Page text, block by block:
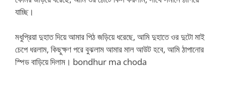
যাচ্ছি।
মধুপ্রিয়া দুহাত দিয়ে আমার পিঠ জড়িয়ে ধরেছে, আমি দুহাতে ওর দুটো মাই
চেপে ধরলাম, কিছুক্ষণ পরে বুঝলাম আমার মাল আউট হবে, আমি ঠাপানোর
স্পিড বাড়িয়ে দিলাম। bondhur ma choda